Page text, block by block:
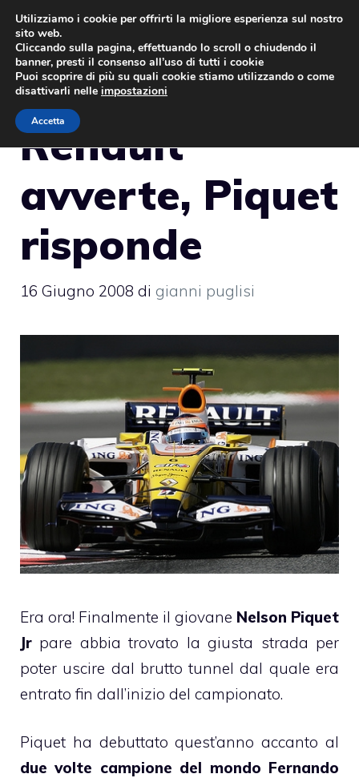
Vai
contenuto
Renault
avverte, Piquet
risponde
16 Giugno 2008 di gianni puglisi
Era ora! Finalmente il giovane Nelson Piquet
Jr pare abbia trovato la giusta strada per
poter uscire dal brutto tunnel dal quale era
entrato fin dall’inizio del campionato.
Piquet ha debuttato quest’anno accanto al
due volte campione del mondo Fernando
Utilizziamo i cookie per offrirti la migliore esperienza sul nostro
sito web.
Cliccando sulla pagina, effettuando lo scroll o chiudendo il
banner, presti il consenso all’uso di tutti i cookie
Puoi scoprire di più su quali cookie stiamo utilizzando o come
disattivarli nelle impostazioni
Accetta